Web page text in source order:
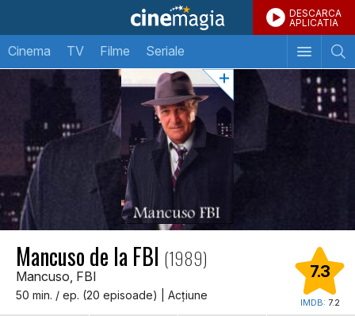
DESCARCA
APLICATIA
Cinema TV Filme Seriale
Mancuso de la FBI (1989)
Mancuso, FBI
50 min. / ep. (20 episoade) | Acţiune
7.3
IMDB: 7.2